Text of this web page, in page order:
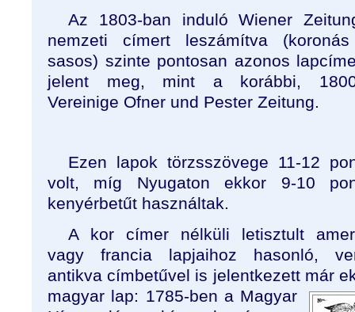
Az 1803-ban induló Wiener
nemzeti címert leszámítva
sasos) szinte pontosan azonos
jelent meg, mint a korábbi,
Vereinige Ofner und Pester Zeitung.
Ezen lapok törzsszövege 11-12
volt, míg Nyugaton ekkor 9-10
kenyérbetűt használtak.
A kor címer nélküli letisztult
vagy francia lapjaihoz hasonló,
antikva címbetűvel is jelentkezett már
magyar lap: 1785-ben a Magyar